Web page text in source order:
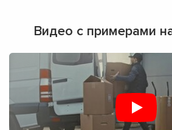
Видео с примерами